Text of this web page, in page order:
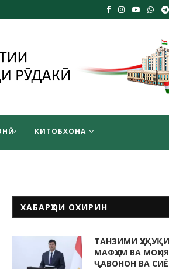
КИТОБХОНА
ХАБАРҲОИ ОХИРИН
ТАНЗИМИ
МАФҲУМ ВА
ҶАВОНОН ВА